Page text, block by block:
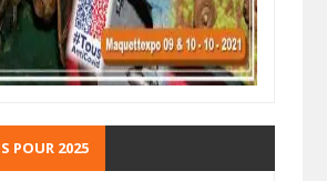
POUR 2025